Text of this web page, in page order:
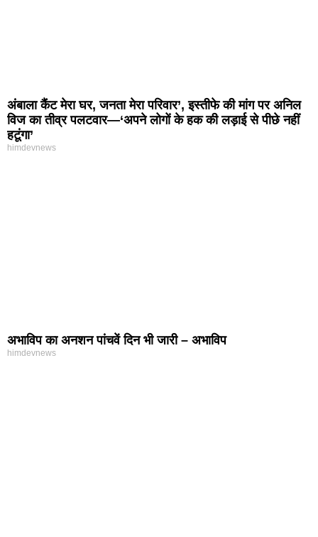
अंबाला कैंट मेरा घर, जनता मेरा परिवार’, इस्तीफे की मांग पर अनिल
विज का तीव्र पलटवार—‘अपने लोगों के हक की लड़ाई से पीछे नहीं
हटूंगा’
himdevnews
अभाविप का अनशन पांचवें दिन भी जारी – अभाविप
himdevnews